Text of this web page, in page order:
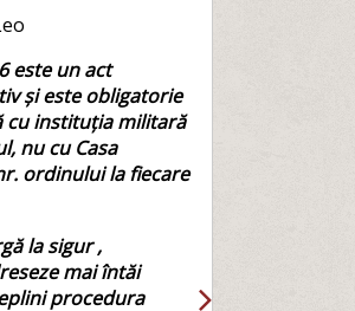
este un act
și este obligatorie
cu instituția militară
nu cu Casa
ordinului la fiecare
la sigur ,
mai întăi
procedura